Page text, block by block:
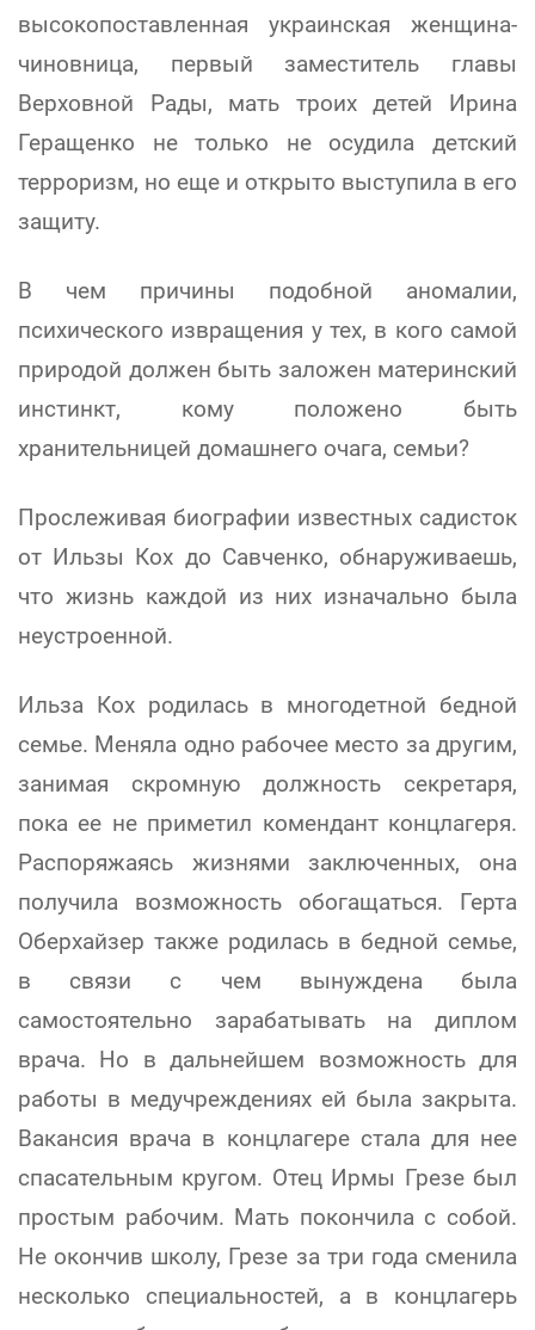
высокопоставленная украинская женщина-
чиновница, первый заместитель главы
Верховной Рады, мать троих детей Ирина
Геращенко не только не осудила детский
терроризм, но еще и открыто выступила в его
защиту.
В чем причины подобной аномалии,
психического извращения у тех, в кого самой
природой должен быть заложен материнский
инстинкт, кому положено быть
хранительницей домашнего очага, семьи?
Прослеживая биографии известных садисток
от Ильзы Кох до Савченко, обнаруживаешь,
что жизнь каждой из них изначально была
неустроенной.
Ильза Кох родилась в многодетной бедной
семье. Меняла одно рабочее место за другим,
занимая скромную должность секретаря,
пока ее не приметил комендант концлагеря.
Распоряжаясь жизнями заключенных, она
получила возможность обогащаться. Герта
Оберхайзер также родилась в бедной семье,
в связи с чем вынуждена была
самостоятельно зарабатывать на диплом
врача. Но в дальнейшем возможность для
работы в медучреждениях ей была закрыта.
Вакансия врача в концлагере стала для нее
спасательным кругом. Отец Ирмы Грезе был
простым рабочим. Мать покончила с собой.
Не окончив школу, Грезе за три года сменила
несколько специальностей, а в концлагерь